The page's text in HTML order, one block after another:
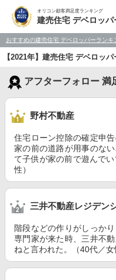
オリコン顧客満足度ランキング
建売住宅 デベロッパ
おすすめの建売住宅 デベロッパーランキ
【2021年】建売住宅 デベロッ
アフターフォロー 満
野村不動産
住宅ローン控除の確定申
家の前の道路が用事のな
て子供が家の前で遊んで
性）
三井不動産レジデン
階段などの作りがしっか
専門家が来た時、三井不
ねと言われた。（40代／女